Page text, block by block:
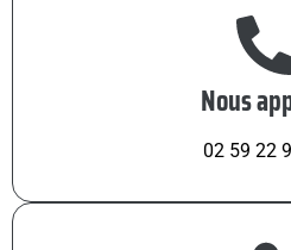
Nous
02 59 22